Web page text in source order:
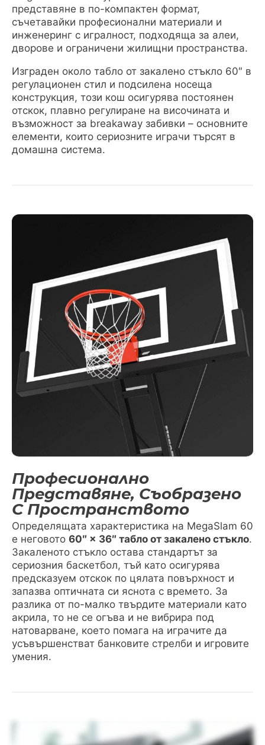
представяне в по-компактен формат,
съчетавайки професионални материали и
инженеринг с игралност, подходяща за алеи,
дворове и ограничени жилищни пространства.
Изграден около табло от закалено стъкло 60″ в
регулационен стил и подсилена носеща
конструкция, този кош осигурява постоянен
отскок, плавно регулиране на височината и
възможност за breakaway забивки – основните
елементи, които сериозните играчи търсят в
домашна система.
Професионално
Представяне, Съобразено
С Пространството
Определящата характеристика на MegaSlam 60
е неговото 60″ × 36″ табло от закалено стъкло.
Закаленото стъкло остава стандартът за
сериозния баскетбол, тъй като осигурява
предсказуем отскок по цялата повърхност и
запазва оптичната си яснота с времето. За
разлика от по-малко твърдите материали като
акрила, то не се огъва и не вибрира под
натоварване, което помага на играчите да
усъвършенстват банковите стрелби и игровите
умения.